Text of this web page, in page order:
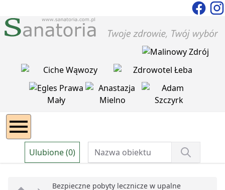
Ulubione (0)
Bezpieczne pobyty lecznicze w upalne